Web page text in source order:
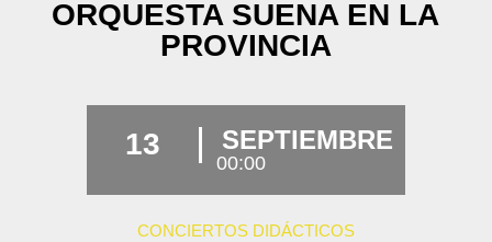
ORQUESTA SUENA EN LA
PROVINCIA
13 SEPTIEMBRE
00:00
CONCIERTOS DIDÁCTICOS